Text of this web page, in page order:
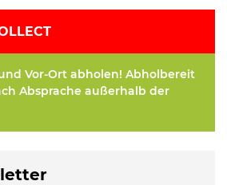
Vor-Ort abholen! Abholbereit
Absprache außerhalb der